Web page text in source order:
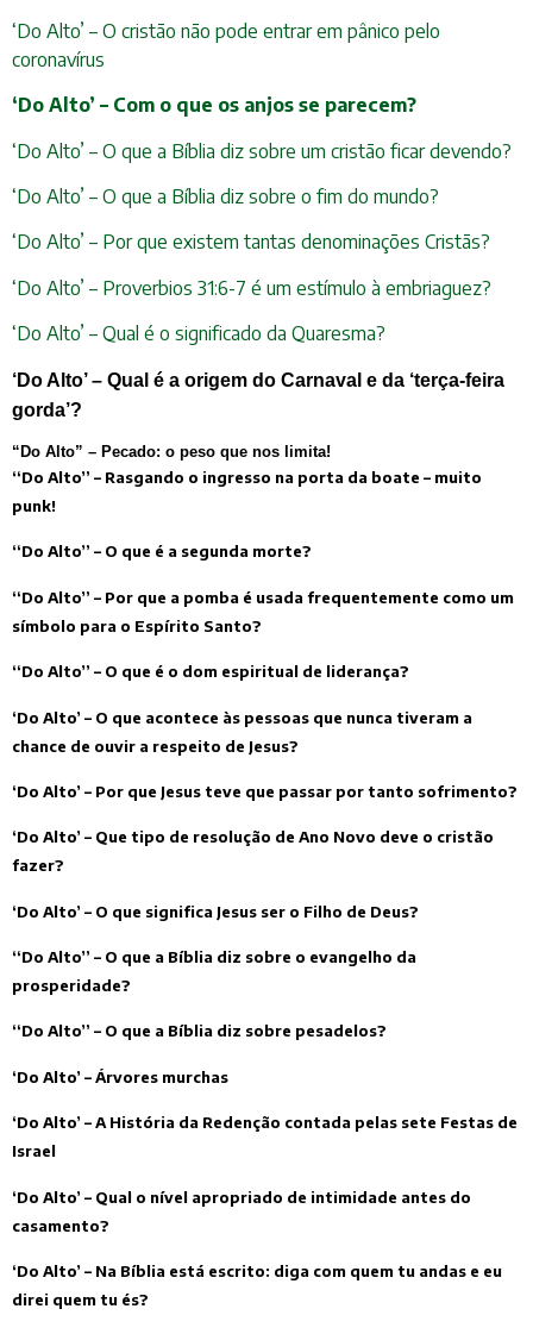
‘Do Alto’ – O cristão não pode entrar em pânico pelo
coronavírus
‘Do Alto’ – Com o que os anjos se parecem?
‘Do Alto’ – O que a Bíblia diz sobre um cristão ficar devendo?
‘Do Alto’ – O que a Bíblia diz sobre o fim do mundo?
‘Do Alto’ – Por que existem tantas denominações Cristãs?
‘Do Alto’ – Proverbios 31:6-7 é um estímulo à embriaguez?
‘Do Alto’ – Qual é o significado da Quaresma?
‘Do Alto’ – Qual é a origem do Carnaval e da ‘terça-feira
gorda’?
“Do Alto” – Pecado: o peso que nos limita!
“Do Alto” – Rasgando o ingresso na porta da boate – muito
punk!
“Do Alto” – O que é a segunda morte?
“Do Alto” – Por que a pomba é usada frequentemente como um
símbolo para o Espírito Santo?
“Do Alto” – O que é o dom espiritual de liderança?
‘Do Alto’ – O que acontece às pessoas que nunca tiveram a
chance de ouvir a respeito de Jesus?
‘Do Alto’ – Por que Jesus teve que passar por tanto sofrimento?
‘Do Alto’ – Que tipo de resolução de Ano Novo deve o cristão
fazer?
‘Do Alto’ – O que significa Jesus ser o Filho de Deus?
“Do Alto” – O que a Bíblia diz sobre o evangelho da
prosperidade?
“Do Alto” – O que a Bíblia diz sobre pesadelos?
‘Do Alto’ – Árvores murchas
‘Do Alto’ – A História da Redenção contada pelas sete Festas de
Israel
‘Do Alto’ – Qual o nível apropriado de intimidade antes do
casamento?
‘Do Alto’ – Na Bíblia está escrito: diga com quem tu andas e eu
direi quem tu és?